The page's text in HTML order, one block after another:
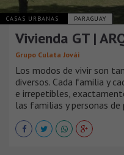
CASAS URBANAS PARAGUAY
Vivienda GT |
Grupo Culata Jovái
Los modos de vivir son
diversos. Cada familia y
e irrepetibles,
las familias y personas de